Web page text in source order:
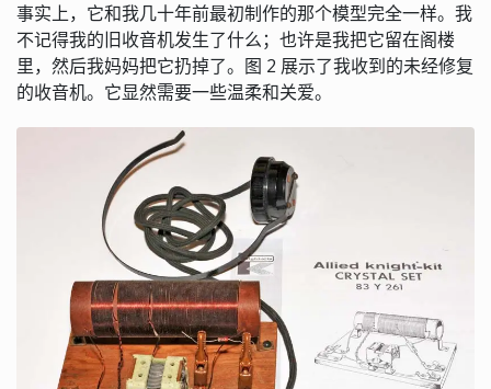
事实上，它和我几十年前最初制作的那个模型完全一样。我
不记得我的旧收音机发生了什么；也许是我把它留在阁楼
里，然后我妈妈把它扔掉了。图 2 展示了我收到的未经修复
的收音机。它显然需要一些温柔和关爱。